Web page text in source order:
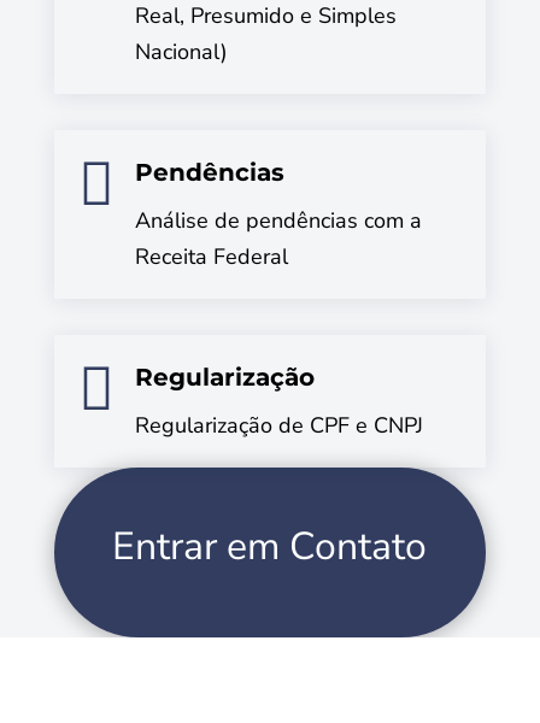
Real, Presumido e Simples
Nacional)

Pendências
Análise de pendências com a
Receita Federal

Regularização
Regularização de CPF e CNPJ
Entrar em Contato